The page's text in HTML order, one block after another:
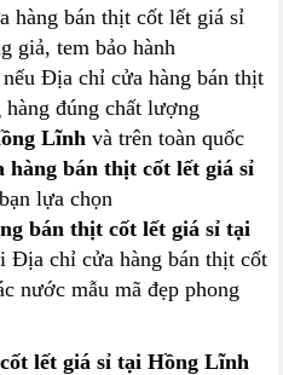
hàng bán thịt cốt lết giá sỉ
giả, tem bảo hành
Địa chỉ cửa hàng bán thịt
đúng chất lượng
Lĩnh và trên toàn quốc
hàng bán thịt cốt lết giá sỉ
lựa chọn
bán thịt cốt lết giá sỉ tại
Địa chỉ cửa hàng bán thịt cốt
nước mẫu mã đẹp phong
lết giá sỉ tại Hồng Lĩnh